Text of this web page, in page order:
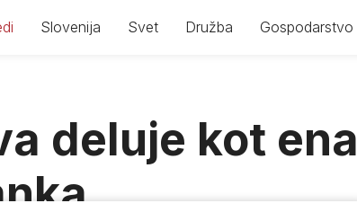
Slovenija Svet Družba Gospodarstvo
deluje kot ena